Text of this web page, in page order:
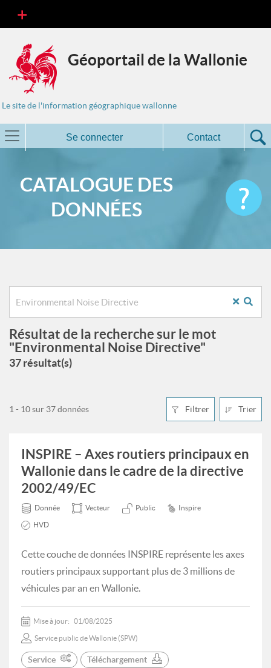
Géoportail de la Wallonie
Le site de l'information géographique wallonne
Se connecter Contact
CATALOGUE DES
DONNÉES
Résultat de la recherche sur le mot
"Environmental Noise Directive"
37 résultat(s)
Filtrer Trier
1 - 10 sur 37 données
INSPIRE – Axes routiers principaux en
Wallonie dans le cadre de la directive
2002/49/EC
Donnée Vecteur Public Inspire
HVD
Cette couche de données INSPIRE représente les axes
routiers principaux supportant plus de 3 millions de
véhicules par an en Wallonie.
Mise à jour: 01/08/2025
Service public de Wallonie (SPW)
Service Téléchargement